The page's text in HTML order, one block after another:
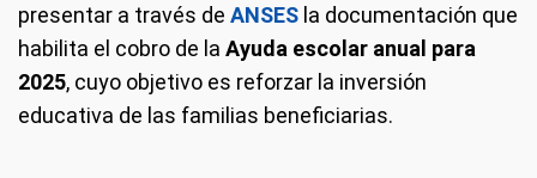
presentar a través de ANSES la documentación que
habilita el cobro de la Ayuda escolar anual para
2025, cuyo objetivo es reforzar la inversión
educativa de las familias beneficiarias.